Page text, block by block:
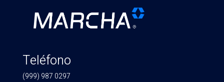
Teléfono
(999) 987 0297